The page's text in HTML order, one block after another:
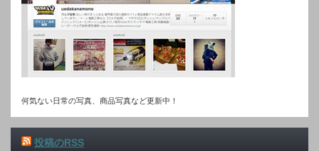
何気ない日常の写真、商品写真など更新中！
投稿のRSS